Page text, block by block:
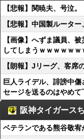
【悲報】関暁夫、号泣
【悲報】中国製ルータ
【画像】へずま議員、
してしまうｗｗｗｗｗｗ
【朗報】Jリーグ、客席
巨人ライデル、誹謗中
セージを送るのはやめて
阪神タイガース
ベテランである熊谷敬